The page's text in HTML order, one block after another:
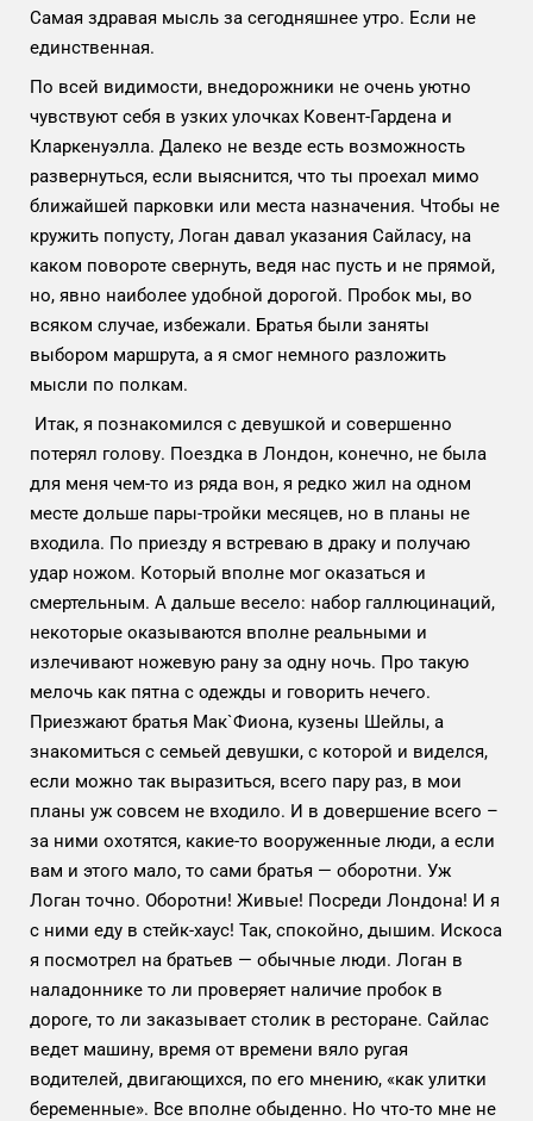
Самая здравая мысль за сегодняшнее утро. Если не
единственная.
По всей видимости, внедорожники не очень уютно
чувствуют себя в узких улочках Ковент-Гардена и
Кларкенуэлла. Далеко не везде есть возможность
развернуться, если выяснится, что ты проехал мимо
ближайшей парковки или места назначения. Чтобы не
кружить попусту, Логан давал указания Сайласу, на
каком повороте свернуть, ведя нас пусть и не прямой,
но, явно наиболее удобной дорогой. Пробок мы, во
всяком случае, избежали. Братья были заняты
выбором маршрута, а я смог немного разложить
мысли по полкам.
Итак, я познакомился с девушкой и совершенно
потерял голову. Поездка в Лондон, конечно, не была
для меня чем-то из ряда вон, я редко жил на одном
месте дольше пары-тройки месяцев, но в планы не
входила. По приезду я встреваю в драку и получаю
удар ножом. Который вполне мог оказаться и
смертельным. А дальше весело: набор галлюцинаций,
некоторые оказываются вполне реальными и
излечивают ножевую рану за одну ночь. Про такую
мелочь как пятна с одежды и говорить нечего.
Приезжают братья Мак`Фиона, кузены Шейлы, а
знакомиться с семьей девушки, с которой и виделся,
если можно так выразиться, всего пару раз, в мои
планы уж совсем не входило. И в довершение всего –
за ними охотятся, какие-то вооруженные люди, а если
вам и этого мало, то сами братья — оборотни. Уж
Логан точно. Оборотни! Живые! Посреди Лондона! И я
с ними еду в стейк-хаус! Так, спокойно, дышим. Искоса
я посмотрел на братьев — обычные люди. Логан в
наладоннике то ли проверяет наличие пробок в
дороге, то ли заказывает столик в ресторане. Сайлас
ведет машину, время от времени вяло ругая
водителей, двигающихся, по его мнению, «как улитки
беременные». Все вполне обыденно. Но что-то мне не